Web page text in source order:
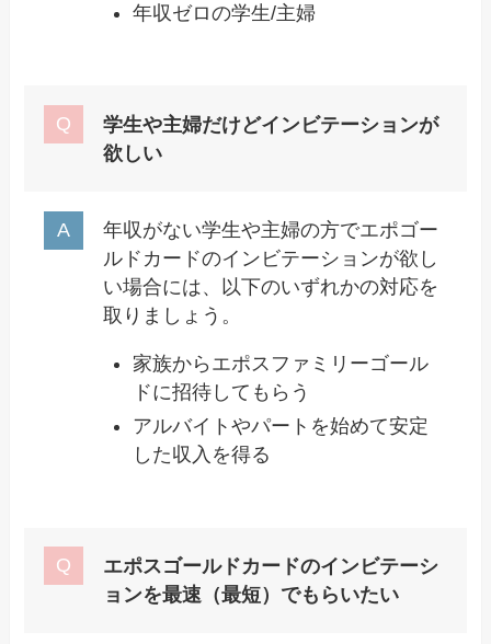
年収ゼロの学生/主婦
学生や主婦だけどインビテーションが
欲しい
年収がない学生や主婦の方でエポゴー
ルドカードのインビテーションが欲し
い場合には、以下のいずれかの対応を
取りましょう。
家族からエポスファミリーゴール
ドに招待してもらう
アルバイトやパートを始めて安定
した収入を得る
エポスゴールドカードのインビテーシ
ョンを最速（最短）でもらいたい